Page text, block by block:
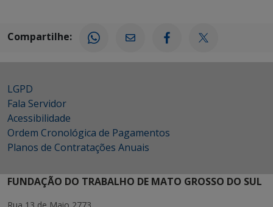
Compartilhe:
LGPD
Fala Servidor
Acessibilidade
Ordem Cronológica de Pagamentos
Planos de Contratações Anuais
FUNDAÇÃO DO TRABALHO DE MATO GROSSO DO SUL
Rua 13 de Maio 2773